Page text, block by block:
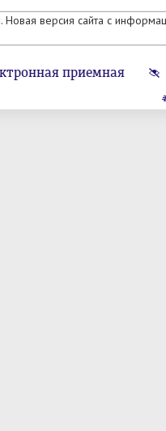
версия сайта с
приемная